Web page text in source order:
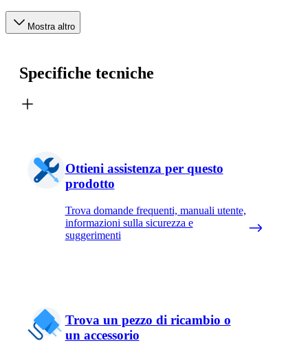
Mostra altro
Specifiche tecniche
Ottieni assistenza per questo
prodotto
Trova domande frequenti, manuali utente,
informazioni sulla sicurezza e
suggerimenti
Trova un pezzo di ricambio o
un accessorio